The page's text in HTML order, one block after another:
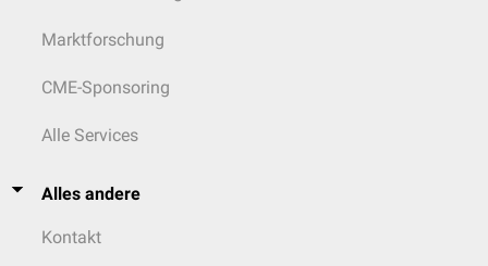
Marktforschung
CME-Sponsoring
Alle Services
Alles andere
Kontakt